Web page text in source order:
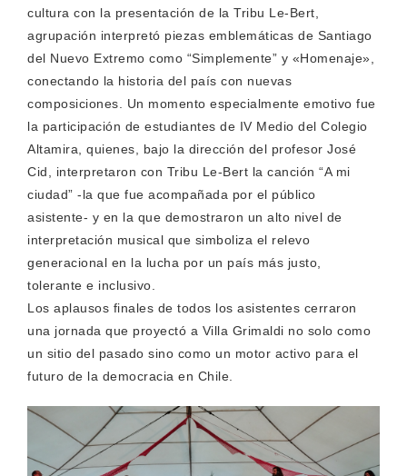
cultura con la presentación de la Tribu Le-Bert,
agrupación interpretó piezas emblemáticas de Santiago
del Nuevo Extremo como “Simplemente” y «Homenaje»,
conectando la historia del país con nuevas
composiciones. Un momento especialmente emotivo fue
la participación de estudiantes de IV Medio del Colegio
Altamira, quienes, bajo la dirección del profesor José
Cid, interpretaron con Tribu Le-Bert la canción “A mi
ciudad” -la que fue acompañada por el público
asistente- y en la que demostraron un alto nivel de
interpretación musical que simboliza el relevo
generacional en la lucha por un país más justo,
tolerante e inclusivo.
Los aplausos finales de todos los asistentes cerraron
una jornada que proyectó a Villa Grimaldi no solo como
un sitio del pasado sino como un motor activo para el
futuro de la democracia en Chile.